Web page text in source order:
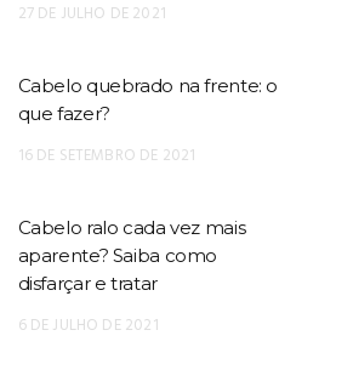
27 DE JULHO DE 2021
Cabelo quebrado na frente: o
que fazer?
16 DE SETEMBRO DE 2021
Cabelo ralo cada vez mais
aparente? Saiba como
disfarçar e tratar
6 DE JULHO DE 2021